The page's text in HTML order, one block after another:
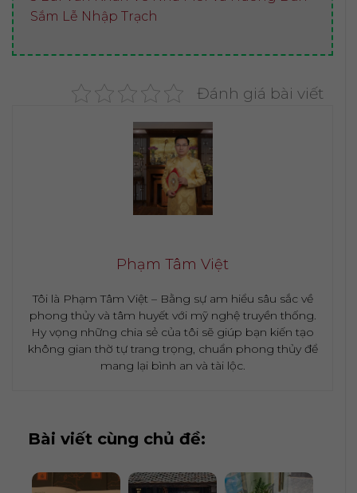
Sắm Lễ Nhập Trạch
Đánh giá bài viết
Phạm Tâm Việt
Tôi là Phạm Tâm Việt – Bằng sự am hiểu sâu sắc về
phong thủy và tâm huyết với mỹ nghệ truyền thống.
Hy vọng những chia sẻ của tôi sẽ giúp bạn kiến tạo
không gian thờ tự trang trọng, chuẩn phong thủy để
mang lại bình an và tài lộc.
Bài viết cùng chủ đề: